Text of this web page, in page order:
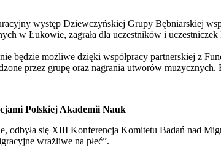
występ Dziewczyńskiej Grupy Bębniarskiej
w Łukowie, zagrała dla uczestników i
będzie możliwe dzięki współpracy partnerskiej z
przez grupę oraz nagrania utworów muzycznych.
Polskiej Akademii Nauk
odbyła się XIII Konferencja Komitetu Badań nad
wrażliwe na płeć”.